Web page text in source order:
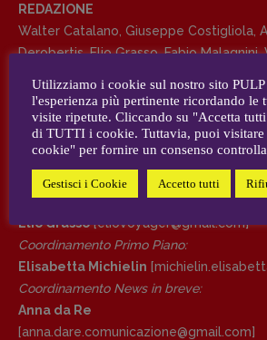
Tornare a Ballard
Valerio Evangelisti
Vampirismi
Zong!
DIRETTRICE RESPONSABILE
Antonella Marrone
Walter Catalano Giuseppe Costigliola
Grasso , Fabio Malagnini,Valentina
Marcoli,Elisabetta Michielin
Spallina
REDAZIONE
Walter Catalano Giuseppe Costigliola
Derobertis,Elio Grasso,Fabio Malagnini,
AUTORI e COLLABORATORI
CONTATTI
Case editrici e coordinamento recensioni:
Elio Grasso[eliovoyager@gmail.com]
Coordinamento Primo Piano:
Elisabetta Michielin
Coordinamento News in breve:
Anna da Re
[anna.dare.comunicazione@gmail. com]
Utilizziamo i cookie sul nostro sito
l'esperienza più pertinente ricordando le
visite ripetute. Cliccando su "Accetta
di TUTTI i cookie. Tuttavia, puoi
cookie" per fornire un consenso
Gestisci i Cookie Accetto tutti